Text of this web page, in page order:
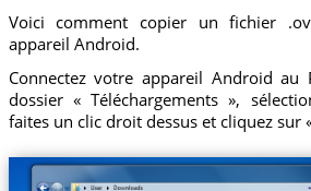
Voici comment copier un fichier
appareil Android.
Connectez votre appareil Android au
dossier « Téléchargements »,
faites un clic droit dessus et cliquez sur